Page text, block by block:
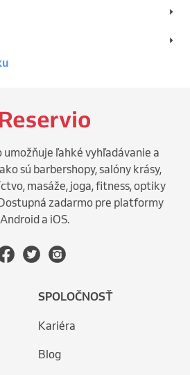
umožňuje ľahké vyhľadávanie a
sú barbershopy, salóny krásy,
masáže, joga, fitness, optiky
zadarmo pre platformy
Android a iOS.
SPOLOČNOSŤ
Kariéra
Blog